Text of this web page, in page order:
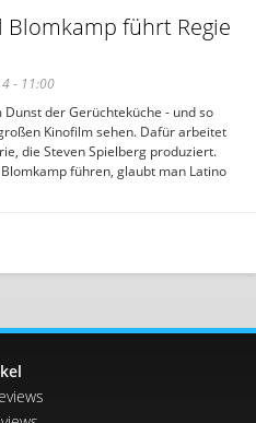
Blomkamp führt Regie
- 11:00
der Gerüchteküche - und so
Kinofilm sehen. Dafür arbeitet
die Steven Spielberg produziert.
führen, glaubt man Latino